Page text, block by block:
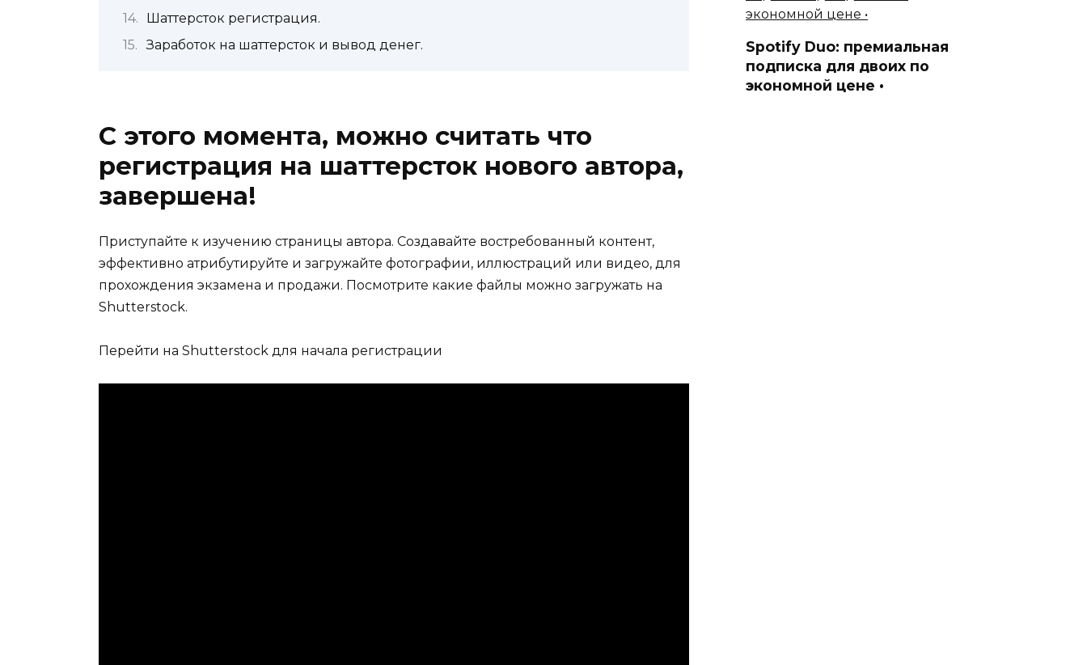
Шаттерсток регистрация.
Заработок на шаттерсток и вывод денег.
С этого момента, можно считать что
регистрация на шаттерсток нового автора,
завершена!
Приступайте к изучению страницы автора. Создавайте востребованный контент,
эффективно атрибутируйте и загружайте фотографии, иллюстраций или видео, для
прохождения экзамена и продажи. Посмотрите какие файлы можно загружать на
Shutterstock.
Перейти на Shutterstock для начала регистрации
Spotify Duo: премиальная
подписка для двоих по
экономной цене •